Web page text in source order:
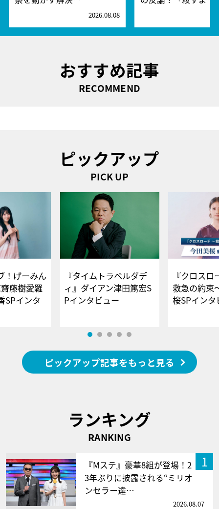
2026.08.08
おすすめ記事
RECOMMEND
ピックアップ
PICK UP
！げーみん
藤樹愛羅
SPインタ
『タイムトラベルダデ
ィ』ダイアン津田篤宏S
Pインタビュー
『クロス
救急の約束
桜SPイ
ピックアップ記事をもっと見る
ランキング
RANKING
1
『Mステ』豪華8組が登場！2
3年ぶりに披露される“ミリオ
ンセラー達…
2026.08.07